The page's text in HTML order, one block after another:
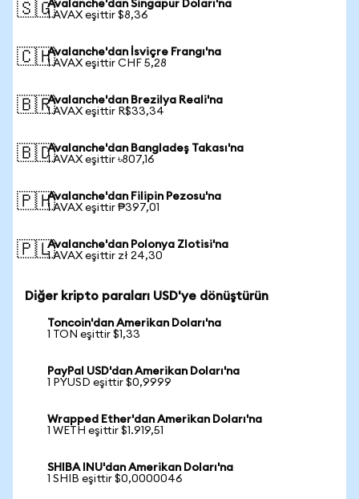
🇸🇬Avalanche'dan Singapur Doları'na
1 AVAX eşittir $8,36
🇨🇭Avalanche'dan İsviçre Frangı'na
1 AVAX eşittir CHF 5,28
🇧🇷Avalanche'dan Brezilya Reali'na
1 AVAX eşittir R$33,34
🇧🇩Avalanche'dan Bangladeş Takası'na
1 AVAX eşittir ৳807,16
🇵🇭Avalanche'dan Filipin Pezosu'na
1 AVAX eşittir ₱397,01
🇵🇱Avalanche'dan Polonya Zlotisi'na
1 AVAX eşittir zł 24,30
Diğer kripto paraları USD'ye dönüştürün
Toncoin'dan Amerikan Doları'na
1 TON eşittir $1,33
PayPal USD'dan Amerikan Doları'na
1 PYUSD eşittir $0,9999
Wrapped Ether'dan Amerikan Doları'na
1 WETH eşittir $1.919,51
SHIBA INU'dan Amerikan Doları'na
1 SHIB eşittir $0,0000046